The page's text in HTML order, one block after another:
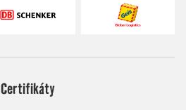
Certifikáty